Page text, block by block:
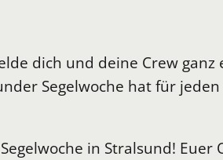
dich und deine Crew ganz
Segelwoche hat für
in Stralsund! Euer